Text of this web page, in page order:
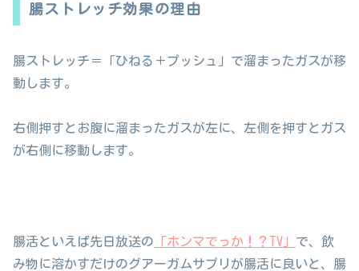
腸ストレッチ効果の理由
腸ストレッチ＝「ひねる＋プッシュ」で溜まったガスが移
動します。
右側押すとお腹に溜まったガスが左に、左側を押すとガス
が右側に移動します。
腸活といえば先日放送の 「ホンマでっか！？TV」 で、飲
み物に溶かすだけのグアーガムサプリが腸活に良いと、腸